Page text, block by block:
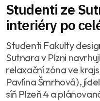
Studenti ze
interiéry po
Studenti Fakulty
Sutnara v Plzni
relaxační zóna ve
Pavlína Šmrhová),
síň Plzeň 4 a